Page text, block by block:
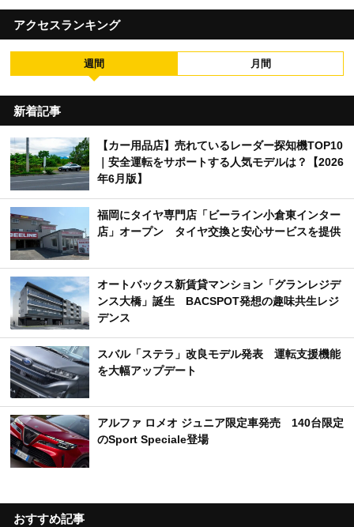
アクセスランキング
週間 月間
新着記事
【カー用品店】売れているレーダー探知機TOP10
｜安全運転をサポートする人気モデルは？【2026
年6月版】
福岡にタイヤ専門店「ビーライン小倉東インター
店」オープン タイヤ交換と安心サービスを提供
オートバックス新賃貸マンション「グランレジデ
ンス大橋」誕生 BACSPOT発想の趣味共生レジ
デンス
スバル「ステラ」改良モデル発表 運転支援機能
を大幅アップデート
アルファ ロメオ ジュニア限定車発売 140台限定
のSport Speciale登場
おすすめ記事